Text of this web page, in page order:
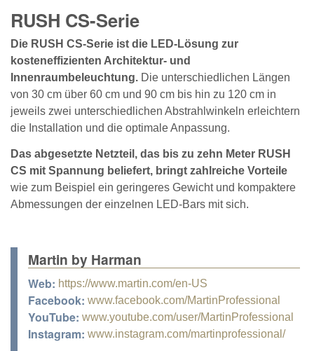
RUSH CS-Serie
Die RUSH CS-Serie ist die LED-Lösung zur
kosteneffizienten Architektur- und
Innenraumbeleuchtung. Die unterschiedlichen Längen
von 30 cm über 60 cm und 90 cm bis hin zu 120 cm in
jeweils zwei unterschiedlichen Abstrahlwinkeln erleichtern
die Installation und die optimale Anpassung.
Das abgesetzte Netzteil, das bis zu zehn Meter RUSH
CS mit Spannung beliefert, bringt zahlreiche Vorteile
wie zum Beispiel ein geringeres Gewicht und kompaktere
Abmessungen der einzelnen LED-Bars mit sich.
Martin by Harman
Web: https://www.martin.com/en-US
Facebook: www.facebook.com/MartinProfessional
YouTube: www.youtube.com/user/MartinProfessional
Instagram: www.instagram.com/martinprofessional/